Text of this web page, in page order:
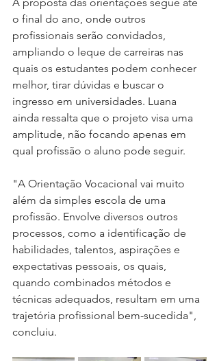
o final do ano, onde outros
profissionais serão convidados,
ampliando o leque de carreiras nas
quais os estudantes podem conhecer
melhor, tirar dúvidas e buscar o
ingresso em universidades. Luana
ainda ressalta que o projeto visa uma
amplitude, não focando apenas em
qual profissão o aluno pode seguir.
"A Orientação Vocacional vai muito
além da simples escola de uma
profissão. Envolve diversos outros
processos, como a identificação de
habilidades, talentos, aspirações e
expectativas pessoais, os quais,
quando combinados métodos e
técnicas adequados, resultam em uma
trajetória profissional bem-sucedida",
concluiu.